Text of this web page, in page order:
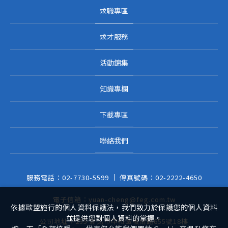
求職專區
求才服務
活動錦集
知識專欄
下載專區
聯絡我們
服務電話： 02-7730-5599 傳真號碼： 02-2222-4650
電子信箱： yuan-cheng@feg.com.tw
公司地址：235 新北市中和區板南路655號18樓
依據歐盟施行的個人資料保護法，我們致力於保護您的個人資料
並提供您對個人資料的掌握。